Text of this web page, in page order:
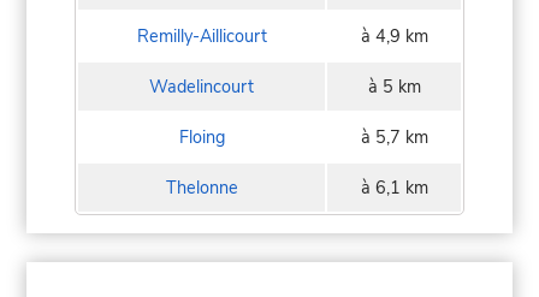
Remilly-Aillicourt à 4,9 km
Wadelincourt à 5 km
Floing à 5,7 km
Thelonne à 6,1 km